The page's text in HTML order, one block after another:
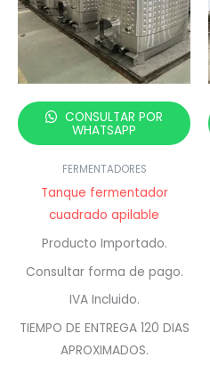
CONSULTAR POR
WHATSAPP
FERMENTADORES
Tanque fermentador
cuadrado apilable
Producto Importado.
Consultar forma de pago.
IVA Incluido.
TIEMPO DE ENTREGA 120 DIAS
APROXIMADOS.